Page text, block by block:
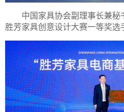
中国家具协会副理事长兼秘
胜芳家具创意设计大赛一等奖选